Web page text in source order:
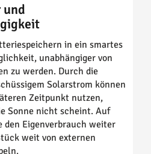
und
in ein smartes
unabhängiger von
zu werden. Durch die
Solarstrom können
Zeitpunkt nutzen,
Sonne nicht scheint. Auf
den Eigenverbrauch weiter
weit von externen